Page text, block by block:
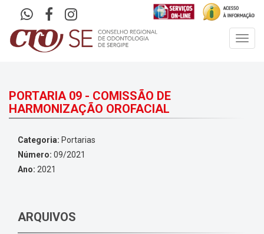
PORTARIA 09 - COMISSÃO DE
HARMONIZAÇÃO OROFACIAL
Categoria: Portarias
Número: 09/2021
Ano: 2021
ARQUIVOS